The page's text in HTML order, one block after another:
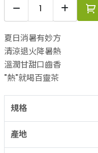
夏日消暑有妙方
清涼退火降暑熱
溫潤甘甜口齒香
"熱"就喝百靈茶
規格
產地